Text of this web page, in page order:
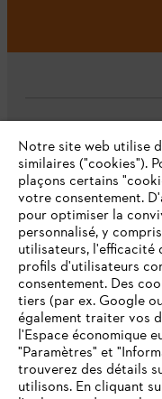
L'Entreprise
Questions
Service
VOTRE
N'EST PLUS
Notre site web utilise
similaires ("cookies").
plaçons certains
votre consentement.
pour optimiser la
personnalisé, y
utilisateurs,
profils d'utilisateurs
consentement. Des
tiers (par ex. Google
également traiter vos
l'Espace économique
"Paramètres" et
trouverez des détails
utilisons. En cliquant